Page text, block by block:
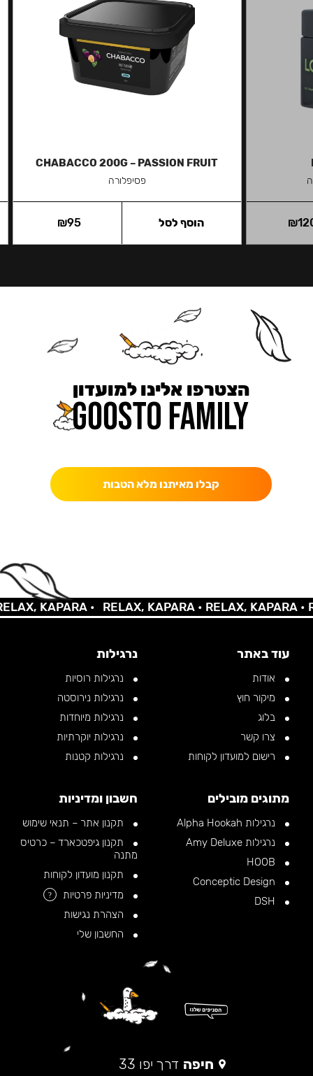
₪
CHABACCO 200G – PASSION FRUIT
פסיפלורה
₪95 הוסף לסל
הצטרפו אלינו למועדון
קבלו מאיתנו מלא הטבות
KAPARA • RELAX, KAPARA •RELAX, KAPARA •
עוד באתר
אודות
מיקור חוץ
בלוג
צרו קשר
רישום למועדון לקוחות
נרגילות
נרגילות רוסיות
נרגילות נירוסטה
נרגילות מיוחדות
נרגילות יוקרתיות
נרגילות קטנות
מתוגים מובילים
נרגילות Alpha Hookah
נרגילות Amy Deluxe
חשבון ומדיניות
תקנון אתר – תנאי שימוש
תקנון גיפטכארד – כרטיס
מתנה
תקנון מועדון לקוחות
מדיניות פרטיות
?
הצהרת נגישות
החשבון שלי
חיפה דרך יפו 33